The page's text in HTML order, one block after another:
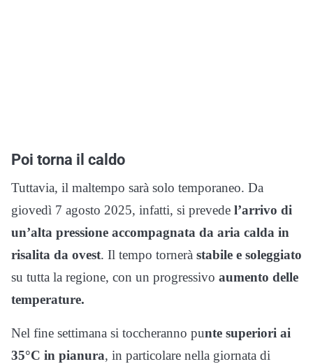
Poi torna il caldo
Tuttavia, il maltempo sarà solo temporaneo. Da
giovedì 7 agosto 2025, infatti, si prevede l’arrivo di
un’alta pressione accompagnata da aria calda in
risalita da ovest. Il tempo tornerà stabile e soleggiato
su tutta la regione, con un progressivo aumento delle
temperature.
Nel fine settimana si toccheranno punte superiori ai
35°C in pianura, in particolare nella giornata di